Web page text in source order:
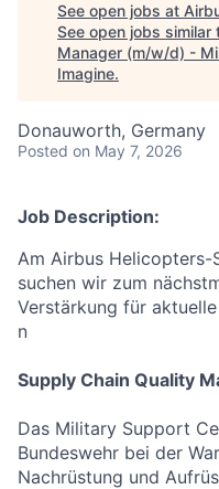
See open jobs at
See open jobs similar
Manager (m/w/d) -
Imagine.
Donauworth, Germany
Posted on May 7, 2026
Job Description:
Am Airbus
suchen wir zum
Verstärkung für
n
Supply Chain Quality
Das Military Support
Bundeswehr bei der
Nachrüstung und